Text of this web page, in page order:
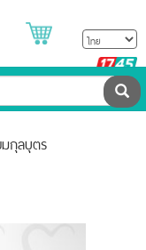
ค้น
กุลบุตร